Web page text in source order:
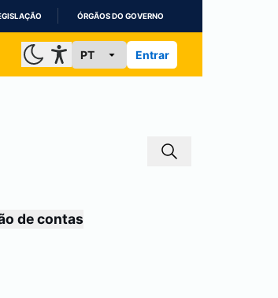
ÓRGÃOS DO GOVERNO
Entrar
de contas